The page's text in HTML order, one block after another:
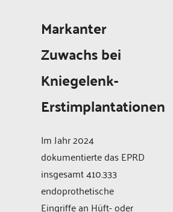
Markanter
Zuwachs bei
Kniegelenk-
Erstimplantationen
Im Jahr 2024
dokumentierte das EPRD
insgesamt 410.333
endoprothetische
Eingriffe an Hüft- oder